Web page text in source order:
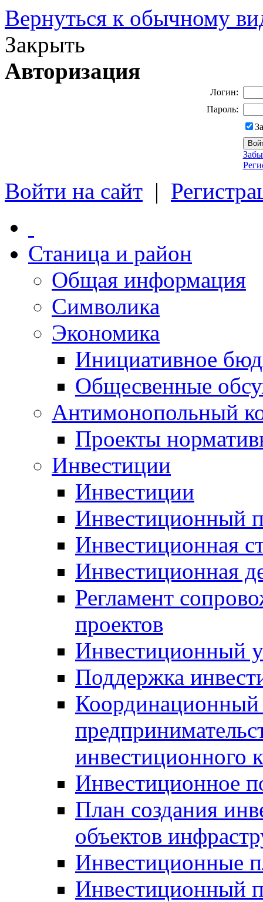
Вернуться к обычному
Закрыть
Авторизация
Логин:
Пароль:
Войти на сайт |
Станица и район
Общая информация
Символика
Экономика
Инициативное
Общесвенные
Антимонопольный
Проекты
Инвестиции
Инвестиции
Инвестиционный
Инвестиционная
Инвестиционная
Регламент
проектов
Инвестиционный
Поддержка
Координационный
инвестиционного
Инвестиционное
План создания
объектов
Инвестиционные
Инвестиционный